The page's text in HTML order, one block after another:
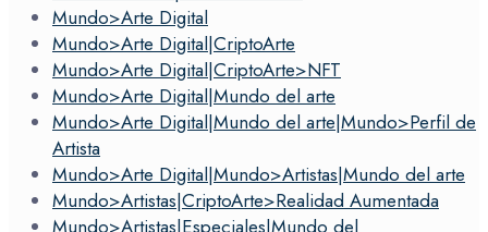
Mundo>Arte Digital
Mundo>Arte Digital|CriptoArte
Mundo>Arte Digital|CriptoArte>NFT
Mundo>Arte Digital|Mundo del arte
Mundo>Arte Digital|Mundo del arte|Mundo>Perfil de
Artista
Mundo>Arte Digital|Mundo>Artistas|Mundo del arte
Mundo>Artistas|CriptoArte>Realidad Aumentada
Mundo>Artistas|Especiales|Mundo del